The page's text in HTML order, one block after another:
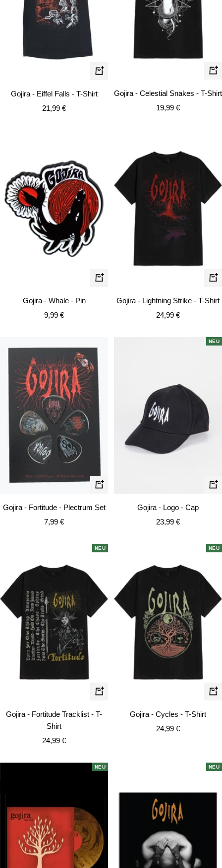
Schnellansicht
Gojira - Eiffel Falls - T-Shirt
Angebotspreis
21,99 €
Gojira - Celestial Snakes - T-Shirt
Angebotspreis
19,99 €
In
Gojira - Whale - Pin
Angebotspreis
9,99 €
Gojira - Lightning Strike - T-Shirt
Angebotspreis
24,99 €
In
Gojira - Fortitude - Plectrum Set
Angebotspreis
7,99 €
NEU
In
Gojira - Logo - Cap
Angebotspreis
23,99 €
NEU
Schnellansicht
Gojira - Fortitude Tracklist - T-
Shirt
Angebotspreis
24,99 €
NEU
Gojira - Cycles - T-Shirt
Angebotspreis
24,99 €
NEU NEU